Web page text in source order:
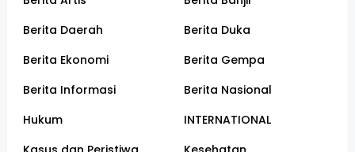
Berita Daerah
Berita Duka
Berita Ekonomi
Berita Gempa
Berita Informasi
Berita Nasional
Hukum
INTERNATIONAL